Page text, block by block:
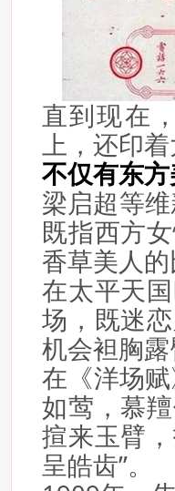
直到现在
上，还印着
不仅有东
梁启超等
既指西方
香草美人的
在太平天
场，既迷
机会袒胸露
在《洋场
如莺，慕
揎来玉臂
呈皓齿”。